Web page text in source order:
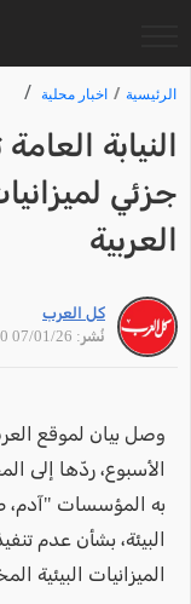
الرئيسية اخبار محلية
النيابة
جزئي
العربية
كل العرب
نُشر: 07/01/26 12:40
وصل بيان لموقع
الأسبوع، ردّها إلى
به المؤسسات "آدم،
الميزانيات البيئية